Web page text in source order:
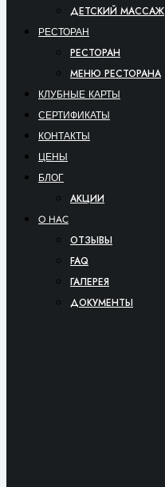
ДЕТСКИЙ МАССАЖ
РЕСТОРАН
РЕСТОРАН
МЕНЮ РЕСТОРАНА
КЛУБНЫЕ КАРТЫ
СЕРТИФИКАТЫ
КОНТАКТЫ
ЦЕНЫ
БЛОГ
АКЦИИ
O HAC
ОТЗЫВЫ
FAQ
ГАЛЕРЕЯ
ДОКУМЕНТЫ